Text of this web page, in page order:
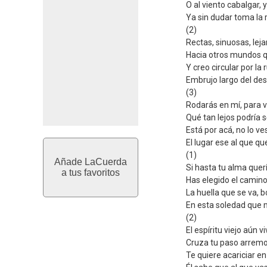
Añade LaCuerda
a tus favoritos
G-------------7----/
ESTRIBILLO
E-0--0-0--2-3-
A---------------3-5-
EL SOLO DEL TEMA
DEL VERSO PERO MAS
FINAL IGUAL QUE LA
A-7--5-7-9-7-7-|-2p0-
O al viento cabalgar,
Ya sin dudar toma la
(2)
Rectas, sinuosas,
Hacia otros mundos
Y creo circular por la
Embrujo largo del
(3)
Rodarás en mí, para
Qué tan lejos podría
Está por acá, no lo
El lugar ese al que
(1)
Si hasta tu alma
Has elegido el
La huella que se va,
En esta soledad que
(2)
El espíritu viejo aún
Cruza tu paso
Te quiere acariciar